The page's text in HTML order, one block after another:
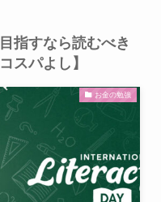
指すなら読むべき
スパよし】
お金の勉強